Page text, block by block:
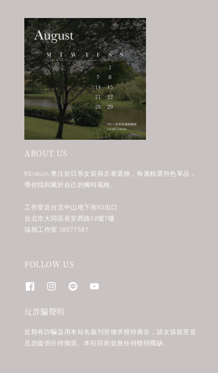
ABOUT US
REreburn 專注於日系女裝與古著選物，每週精選特色單品，
帶你找到屬於自己的獨特風格。
工作室近台北中山地下街R3出口
台北市大同區長安西路58號7樓
瑞朋工作室 38577587
FOLLOW US
反詐騙聲明
近期有詐騙盜用本站名義刊登徵求模特廣告，請女孩留意並
且勿提供任何個資。本站目前並無任何模特職缺。